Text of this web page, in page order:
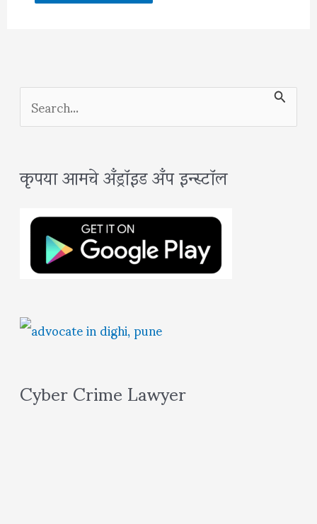
S
e
r
:
कृपया आमचे अँड्रॉइड अँप इन्स्टॉल
Cyber Crime Lawyer